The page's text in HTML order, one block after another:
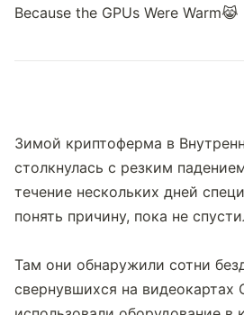
Зимой криптоферма в
столкнулась с резким
течение нескольких дней
понять причину, пока не
Там они обнаружили сотни
свернувшихся на видеокартах